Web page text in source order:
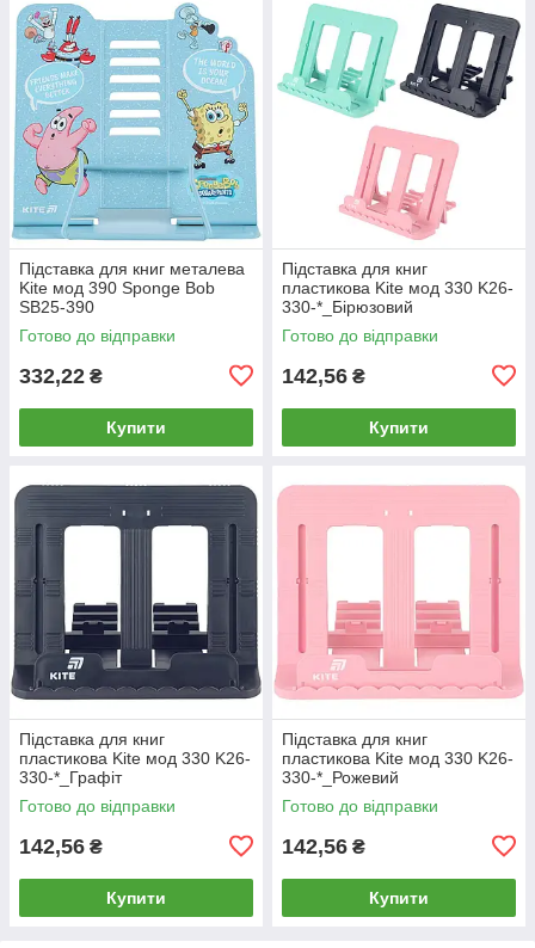
Підставка для книг металева
Kite мод 390 Sponge Bob
SB25-390
Готово до відправки
332,22 ₴
Купити
Підставка для книг
пластикова Kite мод 330 K26-
330-*_Бірюзовий
Готово до відправки
142,56 ₴
Купити
Підставка для книг
пластикова Kite мод 330 K26-
330-*_Графіт
Готово до відправки
142,56 ₴
Купити
Підставка для книг
пластикова Kite мод 330 K26-
330-*_Рожевий
Готово до відправки
142,56 ₴
Купити